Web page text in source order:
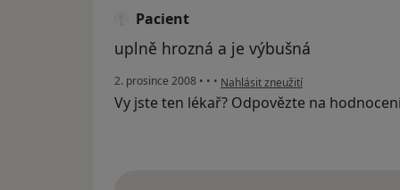
Pacient
uplně hrozná a je výbušná
2. prosince 2008 • • • podle názoru uživatele Pacient
Nahlásit zneužití
Vy jste ten lékař? Odpovězte na